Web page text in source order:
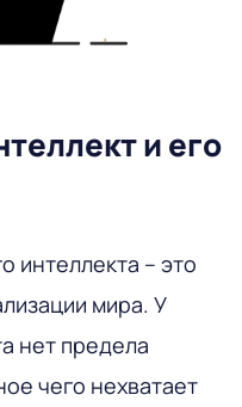
и его
интеллекта – это
мира. У
нет предела
чего нехватает